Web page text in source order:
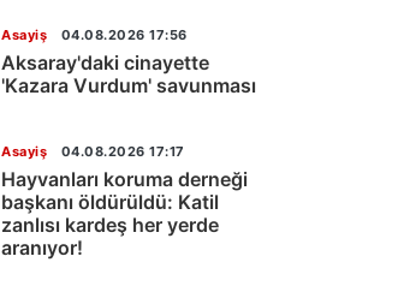
Asayiş 04.08.2026 17:56
Aksaray'daki cinayette
'Kazara Vurdum' savunması
Asayiş 04.08.2026 17:17
Hayvanları koruma derneği
başkanı öldürüldü: Katil
zanlısı kardeş her yerde
aranıyor!